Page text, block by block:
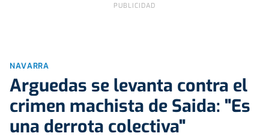
NAVARRA
Arguedas se levanta contra el
crimen machista de Saida: "Es
una derrota colectiva"